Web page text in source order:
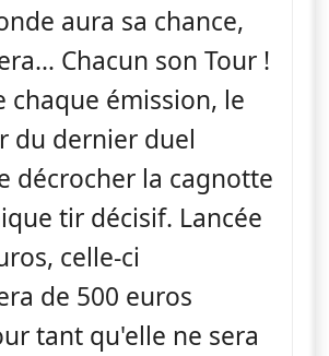
aura sa chance,
Chacun son Tour !
chaque émission, le
du dernier duel
décrocher la cagnotte
tir décisif. Lancée
celle-ci
de 500 euros
tant qu'elle ne sera